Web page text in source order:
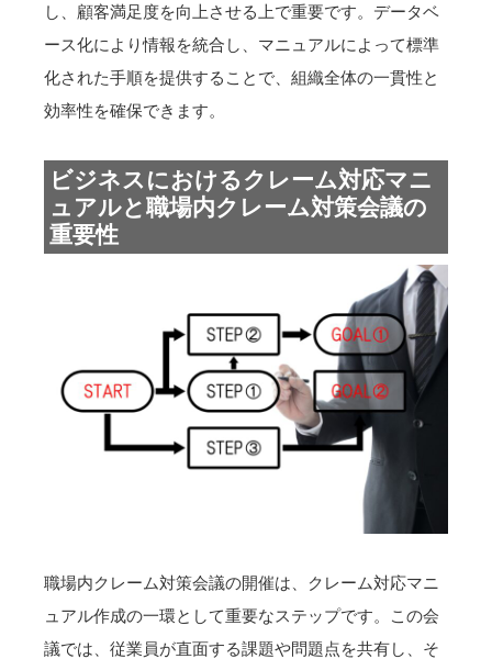
し、顧客満足度を向上させる上で重要です。データベ
ース化により情報を統合し、マニュアルによって標準
化された手順を提供することで、組織全体の一貫性と
効率性を確保できます。
ビジネスにおけるクレーム対応マニ
ュアルと職場内クレーム対策会議の
重要性
職場内クレーム対策会議の開催は、クレーム対応マニ
ュアル作成の一環として重要なステップです。この会
議では、従業員が直面する課題や問題点を共有し、そ